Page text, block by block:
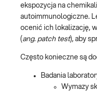
ekspozycja na
autoimmunologiczne.
ocenić ich lokalizację,
( ang. patch test), aby
Często konieczne są
Badania
Wymazy